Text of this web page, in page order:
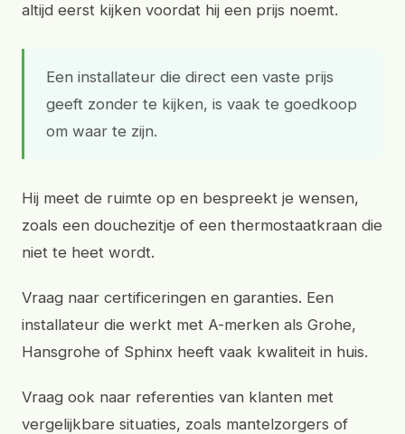
altijd eerst kijken voordat hij een prijs noemt.
Een installateur die direct een vaste prijs
geeft zonder te kijken, is vaak te goedkoop
om waar te zijn.
Hij meet de ruimte op en bespreekt je wensen,
zoals een douchezitje of een thermostaatkraan die
niet te heet wordt.
Vraag naar certificeringen en garanties. Een
installateur die werkt met A-merken als Grohe,
Hansgrohe of Sphinx heeft vaak kwaliteit in huis.
Vraag ook naar referenties van klanten met
vergelijkbare situaties, zoals mantelzorgers of